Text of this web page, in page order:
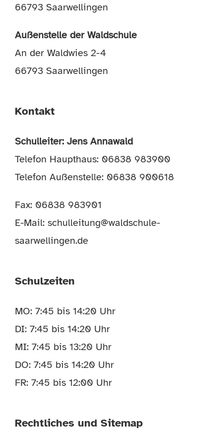
66793 Saarwellingen
Außenstelle der Waldschule
An der Waldwies 2-4
66793 Saarwellingen
Kontakt
Schulleiter: Jens Annawald
Telefon Haupthaus: 06838 983900
Telefon Außenstelle: 06838 900618
Fax: 06838 983901
E-Mail: schulleitung@waldschule-
saarwellingen.de
Schulzeiten
MO: 7:45 bis 14:20 Uhr
DI: 7:45 bis 14:20 Uhr
MI: 7:45 bis 13:20 Uhr
DO: 7:45 bis 14:20 Uhr
FR: 7:45 bis 12:00 Uhr
Rechtliches und Sitemap